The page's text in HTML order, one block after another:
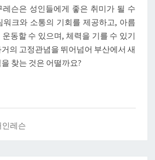
레슨은 성인들에게 좋은 취미가 될 수
워크와 소통의 기회를 제공하고, 아름
동할 수 있으며, 체력을 기를 수 있기
의 고정관념을 뛰어넘어 부산에서 새
찾는 것은 어떨까요?
레슨